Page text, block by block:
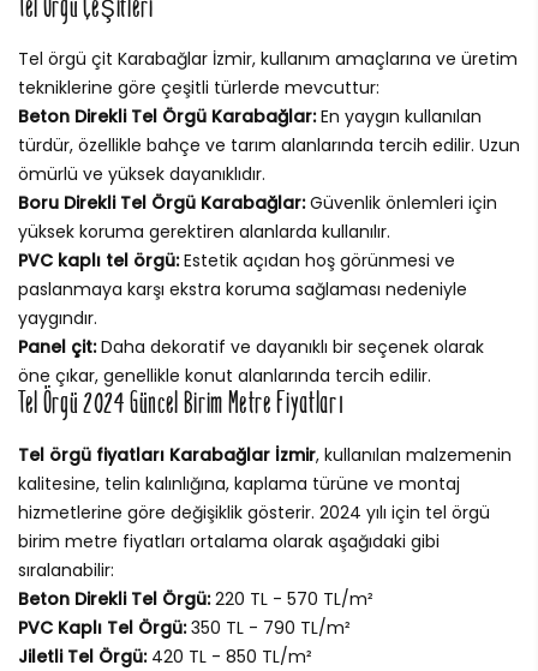
Tel örgü çit Karabağlar İzmir, kullanım amaçlarına ve üretim
tekniklerine göre çeşitli türlerde mevcuttur:
Beton Direkli Tel Örgü Karabağlar:En yaygın kullanılan
türdür, özellikle bahçe ve tarım alanlarında tercih edilir. Uzun
ömürlü ve yüksek dayanıklıdır.
Boru Direkli Tel Örgü Karabağlar:Güvenlik önlemleri için
yüksek koruma gerektiren alanlarda kullanılır.
PVC kaplı tel örgü:Estetik açıdan hoş görünmesi ve
paslanmaya karşı ekstra koruma sağlaması nedeniyle
yaygındır.
Panel çit:Daha dekoratif ve dayanıklı bir seçenek olarak
öne çıkar, genellikle konut alanlarında tercih edilir.
Tel Örgü 2024 Güncel Birim Metre Fiyatları
Tel örgü fiyatları Karabağlar İzmir, kullanılan malzemenin
kalitesine, telin kalınlığına, kaplama türüne ve montaj
hizmetlerine göre değişiklik gösterir. 2024 yılı için tel örgü
birim metre fiyatları ortalama olarak aşağıdaki gibi
sıralanabilir:
Beton Direkli Tel Örgü:220 TL - 570 TL/m²
PVC Kaplı Tel Örgü:350 TL - 790 TL/m²
Jiletli Tel Örgü:420 TL - 850 TL/m²